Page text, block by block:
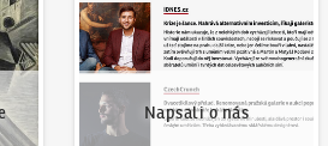
Napsali o nás